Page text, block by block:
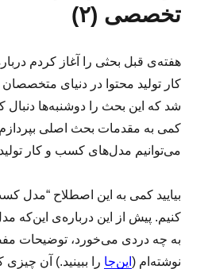
تخصصی (۲)
هفته‌ی قبل بحثی را آغاز کردم
کار تولید محتوا در دنیای
شد که این بحث‌ را دوشنبه‌ها
کمی به مقدمات بحث اصلی
می‌توانیم مدل‌های کسب و کار
بیایید کمی به این اصطلاح “مدل
کنیم. پیش از این درباره‌ی
به چه دردی می‌خورد، توضیحات
نوشته‌ام ( این‌جا را ببینید.) آن